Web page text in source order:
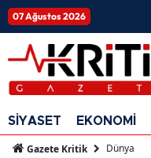
07 Ağustos 2026
SİYASET EKONOMİ
Gazete Kritik Dünya